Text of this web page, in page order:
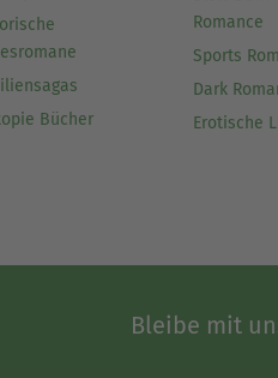
Bücher
Romance
Sports
Dark
Erotische
Bleibe mit